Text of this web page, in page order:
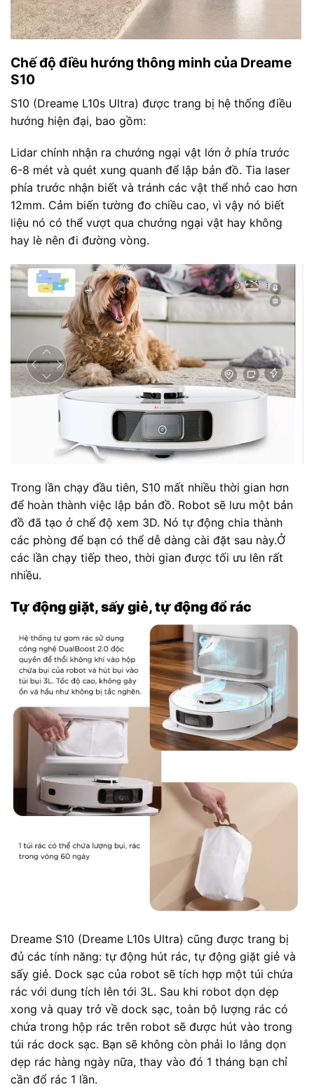
Chế độ điều hướng thông minh của Dreame
S10
S10 (Dreame L10s Ultra) được trang bị hệ thống điều
hướng hiện đại, bao gồm:
Lidar chính nhận ra chướng ngại vật lớn ở phía trước
6-8 mét và quét xung quanh để lập bản đồ. Tia laser
phía trước nhận biết và tránh các vật thể nhỏ cao hơn
12mm. Cảm biến tường đo chiều cao, vì vậy nó biết
liệu nó có thể vượt qua chướng ngại vật hay không
hay lè nên đi đường vòng.
Trong lần chạy đầu tiên, S10 mất nhiều thời gian hơn
để hoàn thành việc lập bản đồ. Robot sẽ lưu một bản
đồ đã tạo ở chế độ xem 3D. Nó tự động chia thành
các phòng để bạn có thể dễ dàng cài đặt sau này.Ở
các lần chạy tiếp theo, thời gian được tối ưu lên rất
nhiều.
Tự động giặt, sấy giẻ, tự động đổ rác
Dreame S10 (Dreame L10s Ultra) cũng được trang bị
đủ các tính năng: tự động hút rác, tự động giặt giẻ và
sấy giẻ. Dock sạc của robot sẽ tích hợp một túi chứa
rác với dung tích lên tới 3L. Sau khi robot dọn dẹp
xong và quay trở về dock sạc, toàn bộ lượng rác có
chứa trong hộp rác trên robot sẽ được hút vào trong
túi rác dock sạc. Bạn sẽ không còn phải lo lắng dọn
dẹp rác hàng ngày nữa, thay vào đó 1 tháng bạn chỉ
cần đổ rác 1 lần.